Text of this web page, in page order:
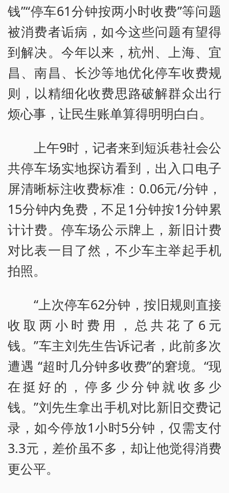
钱”“停车61分钟按两小时收费”等问题
被消费者诟病，如今这些问题有望得
到解决。今年以来，杭州、上海、宜
昌、南昌、长沙等地优化停车收费规
则，以精细化收费思路破解群众出行
烦心事，让民生账单算得明明白白。
上午9时，记者来到短浜巷社会公
共停车场实地探访看到，出入口电子
屏清晰标注收费标准：0.06元/分钟，
15分钟内免费，不足1分钟按1分钟累
计计费。停车场公示牌上，新旧计费
对比表一目了然，不少车主举起手机
拍照。
“上次停车62分钟，按旧规则直接
收取两小时费用，总共花了6元
钱。”车主刘先生告诉记者，此前多次
遭遇 “超时几分钟多收费”的窘境。“现
在挺好的，停多少分钟就收多少
钱。”刘先生拿出手机对比新旧交费记
录，如今停放1小时5分钟，仅需支付
3.3元，差价虽不多，却让他觉得消费
更公平。